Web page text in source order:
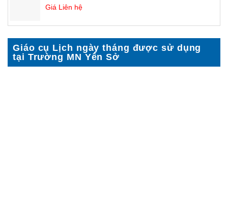
Giá Liên hệ
Giáo cụ Lịch ngày tháng được sử dụng
tại Trường MN Yên Sở